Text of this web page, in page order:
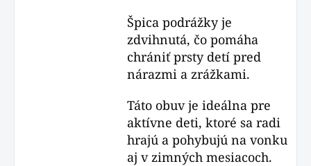
Špica podrážky je
zdvihnutá, čo pomáha
chrániť prsty detí pred
nárazmi a zrážkami.
Táto obuv je ideálna pre
aktívne deti, ktoré sa radi
hrajú a pohybujú na vonku
aj v zimných mesiacoch.